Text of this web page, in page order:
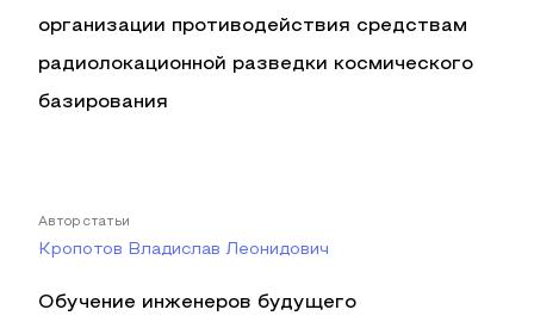
организации противодействия средствам
радиолокационной разведки космического
базирования
Автор статьи
Кропотов Владислав Леонидович
Обучение инженеров будущего